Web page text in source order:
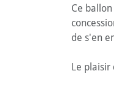
Ce
de s'en
Le plaisir